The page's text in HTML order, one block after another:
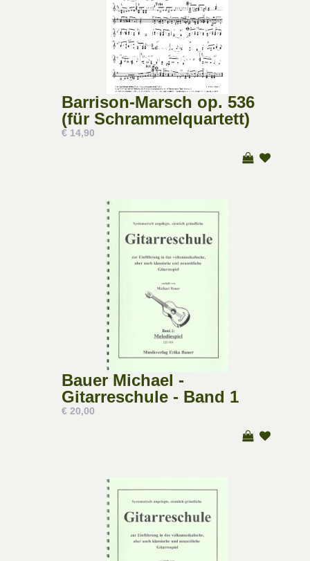
Barrison-Marsch op. 536
(für Schrammelquartett)
€ 14,90
Bauer Michael -
Gitarreschule - Band 1
€ 20,00